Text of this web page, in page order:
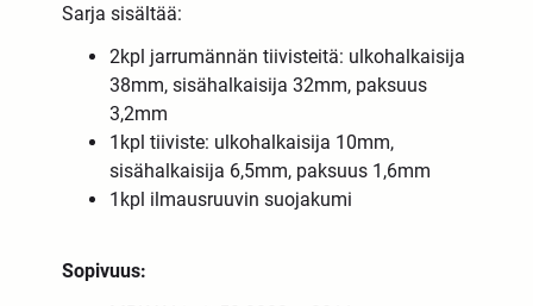
Sarja sisältää:
2kpl jarrumännän tiivisteitä: ulkohalkaisija
38mm, sisähalkaisija 32mm, paksuus
3,2mm
1kpl tiiviste: ulkohalkaisija 10mm,
sisähalkaisija 6,5​​mm, paksuus 1,6mm
1kpl ilmausruuvin suojakumi
Sopivuus: